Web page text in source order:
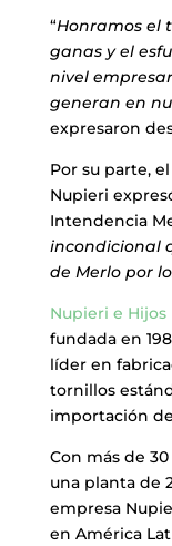
“Honramos el
ganas y el
nivel
generan en
expresaron
Por su parte,
Nupieri
Intendencia
incondicional
de Merlo por
Nupieri e Hijos
fundada en
líder en
tornillos
importación
Con más de
una planta de
empresa
en América